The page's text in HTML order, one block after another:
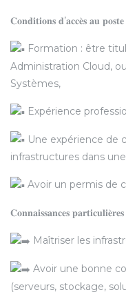
𝐂𝐨𝐧𝐝𝐢𝐭𝐢𝐨𝐧𝐬 𝐝’𝐚𝐜𝐜𝐞̀𝐬 𝐚𝐮 𝐩𝐨𝐬𝐭𝐞
Formation : être
Administration Cloud,
Systèmes,
Expérience
Une expérience de
infrastructures dans
Avoir un permis de
𝐂𝐨𝐧𝐧𝐚𝐢𝐬𝐬𝐚𝐧𝐜𝐞𝐬 𝐩𝐚𝐫𝐭𝐢𝐜𝐮𝐥𝐢𝐞̀𝐫𝐞𝐬
Maîtriser les
Avoir une bonne
(serveurs, stockage,